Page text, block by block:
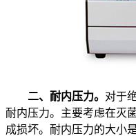
二、耐内压力。 对于
耐内压力。主要考虑在灭
成损坏。耐内压力的大小